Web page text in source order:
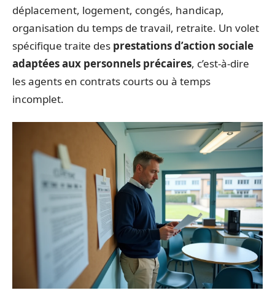
déplacement, logement, congés, handicap,
organisation du temps de travail, retraite. Un volet
spécifique traite des prestations d’action sociale
adaptées aux personnels précaires, c’est-à-dire
les agents en contrats courts ou à temps
incomplet.